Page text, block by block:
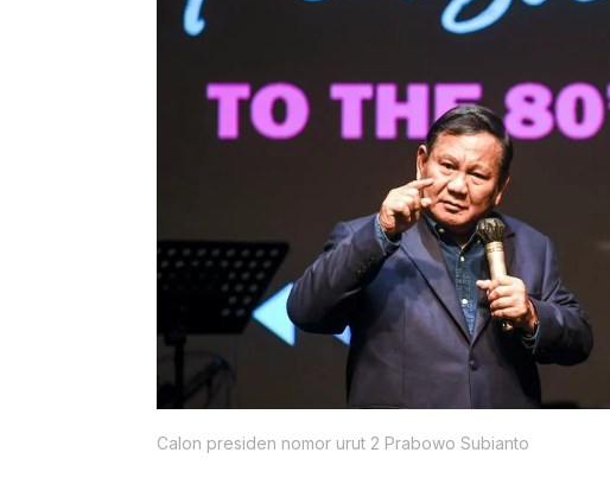
Calon presiden nomor urut 2 Prabowo Subianto